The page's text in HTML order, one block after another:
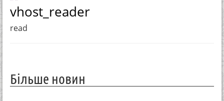
vhost_reader
read
Більше новин